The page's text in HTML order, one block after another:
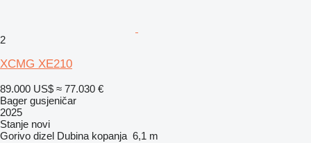
2
XCMG XE210
89.000 US$ ≈ 77.030 €
Bager gusjeničar
2025
Stanje novi
Gorivo dizel Dubina kopanja 6,1 m